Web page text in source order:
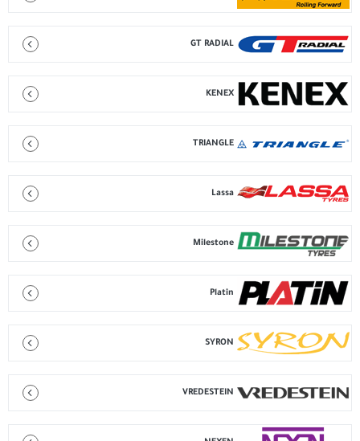
GT RADIAL
KENEX
TRIANGLE
Lassa
Milestone
Platin
SYRON
VREDESTEIN